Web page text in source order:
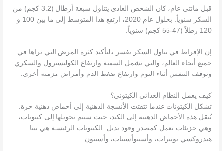
قبل مائتي عام، كان الشخص العادي يتناول سبعة أرطال (3.2 كجم) من
السكر سنوياً. بحلول عام 2020، ارتفع هذا المتوسط إلى ما بين 100 و
120 رطلاً (47-55 كجم) سنوياً.
إن الإفراط في تناول السكر يفسر بالتأكيد كثرة المرض التي نراها في
جميع أنحاء العالم، والتي تشمل السمنة وارتفاع الكوليسترول والسكري
وتوقف التنفس أثناء النوم وارتفاع ضغط الدم وأمراض مزمنة أخرى.
كيف يعمل النظام الغذائي الكيتوني؟
تشكل الكيتونات عندما تتفتت الأنسجة الدهنية إلى أحماض دهنية حرة.
تُنقل هذه الأحماض الدهنية إلى الكبد، حيث سيتم تحويلها إلى كيتونات،
وهي جزيئات تعمل كمصدر وقود بديل. الكيتونات الرئيسية هي بيتا
هيدروكسي بوتيرات، وأسيتوأسيتات، وأسيتون.